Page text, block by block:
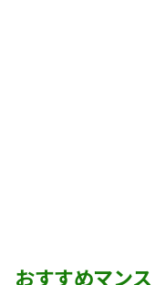
おすすめマン